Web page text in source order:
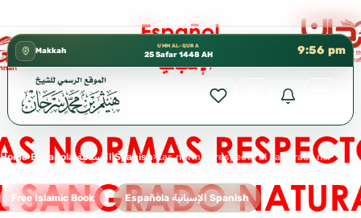
Makkah
UMM AL-QURA
25 Safar 1448 AH 9:57 pm
Home› Española الإسبانية Spanish› Las normas respecto al sangrado natural de la mujer
Free Islamic Book Española الإسبانية Spanish